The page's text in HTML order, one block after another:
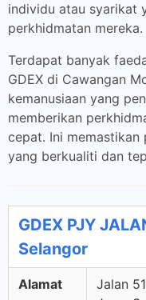
individu atau syarikat
perkhidmatan mereka.
Terdapat banyak
GDEX di Cawangan
kemanusiaan yang
memberikan
cepat. Ini memastikan
yang berkualiti dan
GDEX PJY
Selangor
Alamat
Jalan